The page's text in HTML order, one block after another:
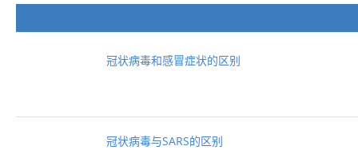
冠状病毒和感冒症状的区别
冠状病毒与SARS的区别